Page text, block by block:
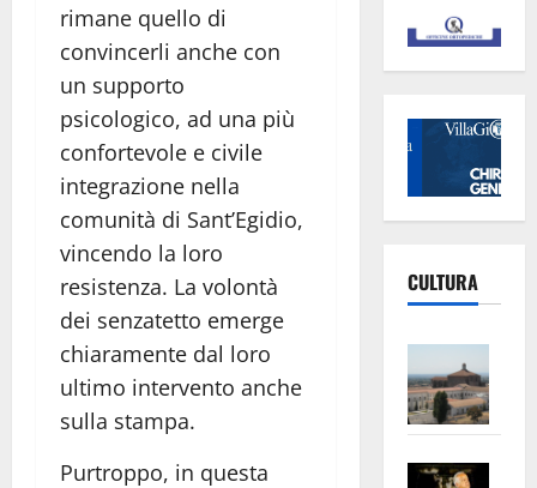
rimane quello di
convincerli anche con
un supporto
psicologico, ad una più
confortevole e civile
integrazione nella
comunità di Sant’Egidio,
vincendo la loro
resistenza. La volontà
dei senzatetto emerge
chiaramente dal loro
ultimo intervento anche
sulla stampa.
Purtroppo, in questa
CULTURA